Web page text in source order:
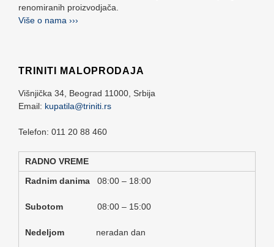
renomiranih proizvodjača.
Više o nama ›››
TRINITI MALOPRODAJA
Višnjička 34, Beograd 11000, Srbija
Email: kupatila@triniti.rs
Telefon: 011 20 88 460
RADNO VREME
Radnim danima 08:00 – 18:00
Subotom 08:00 – 15:00
Nedeljom neradan dan